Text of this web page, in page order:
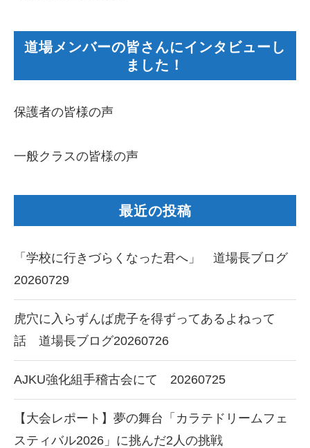
道場メンバーの皆さんにインタビューし
ました！
保護者の皆様の声
一般クラスの皆様の声
最近の投稿
「学校に行きづらくなった君へ」 道場長ブログ
20260729
虎穴に入らずんば虎子を得ずってあるよねって
話 道場長ブログ20260726
AJKU強化組手稽古会にて 20260725
【大会レポート】夢の舞台「カラテドリームフェ
スティバル2026」に挑んだ2人の挑戦